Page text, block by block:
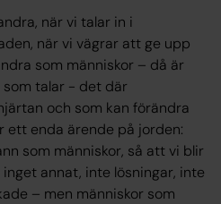
när vi talar in i
när vi vägrar att ge upp
som människor – då är
som talar - det där
och som kan förändra
ett enda ärende på jorden:
som människor, så att vi blir
annat, inte lösningar, inte
– men människor som